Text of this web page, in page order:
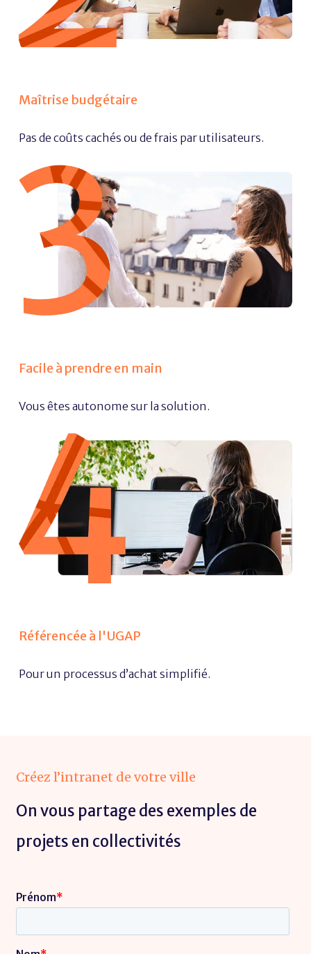
Maîtrise budgétaire
Pas de coûts cachés ou de frais par utilisateurs.
Facile à prendre en main
Vous êtes autonome sur la solution.
Référencée à l'UGAP
Pour un processus d’achat simplifié.
Créez l’intranet de votre ville
On vous partage des exemples de
projets en collectivités